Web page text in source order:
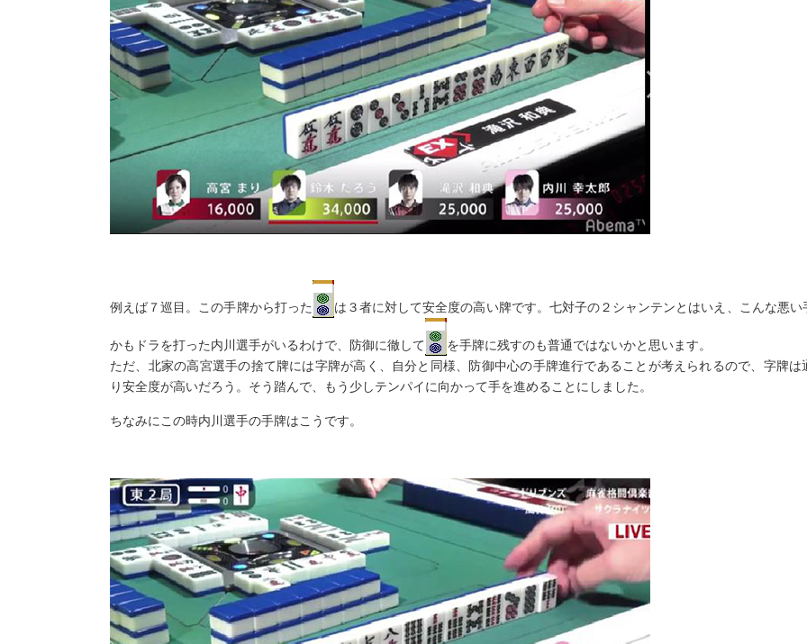
例えば７巡目。この手牌から打った は３者に対して安全度の高い牌です。七対子の２シャンテンとはいえ、こんな悪い
かもドラを打った内川選手がいるわけで、防御に徹して
を手牌に残すのも普通ではないかと思います。
ただ、北家の高宮選手の捨て牌には字牌が高く、自分と同様、防御中心の手牌進行であることが考えられるので、字牌は
り安全度が高いだろう。そう踏んで、もう少しテンパイに向かって手を進めることにしました。
ちなみにこの時内川選手の手牌はこうです。